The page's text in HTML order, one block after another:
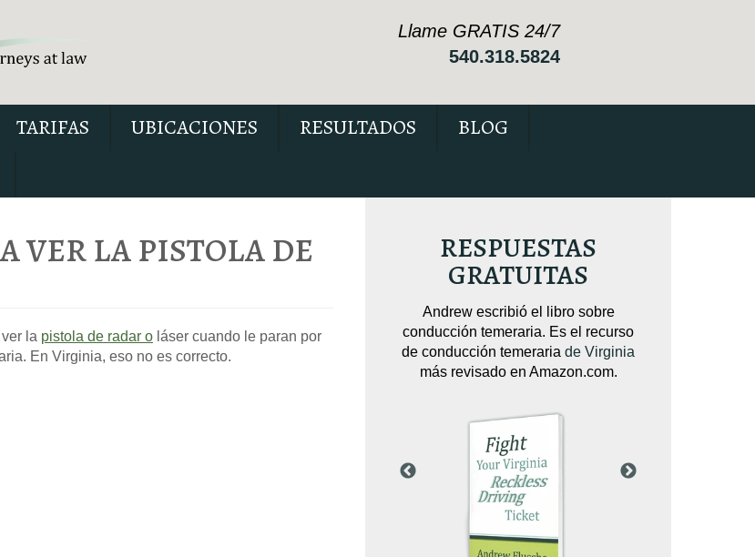
Llame GRATIS 24/7
540.318.5824
TARIFAS UBICACIONES RESULTADOS
BLOG
VER LA PISTOLA DE
la pistola de radar o láser cuando le paran por
En Virginia, eso no es correcto.
RESPUESTAS
GRATUITAS
conducir con el permiso suspendido
explica seis cuestiones críticas que
Andrew escribió el libro sobre
conducción temeraria. Es el recurso
de conducción temeraria de Virginia
más revisado en Amazon.com.